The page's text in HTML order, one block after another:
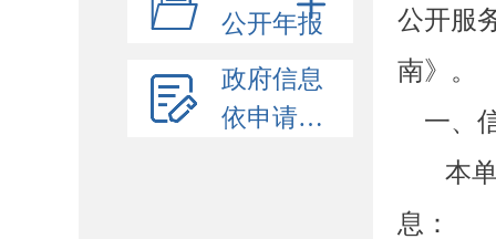
公开年报
政府信息
依申请公开
公开服
南》。
一、
本
息：